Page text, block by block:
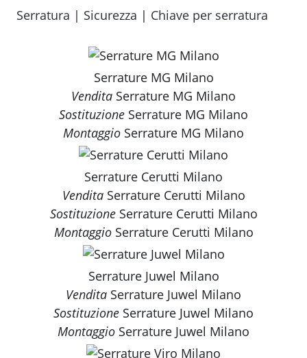
Serratura | Sicurezza | Chiave per serratura
Serrature MG Milano
Vendita Serrature MG Milano
Sostituzione Serrature MG Milano
Montaggio Serrature MG Milano
Serrature Cerutti Milano
Vendita Serrature Cerutti Milano
Sostituzione Serrature Cerutti Milano
Montaggio Serrature Cerutti Milano
Serrature Juwel Milano
Vendita Serrature Juwel Milano
Sostituzione Serrature Juwel Milano
Montaggio Serrature Juwel Milano